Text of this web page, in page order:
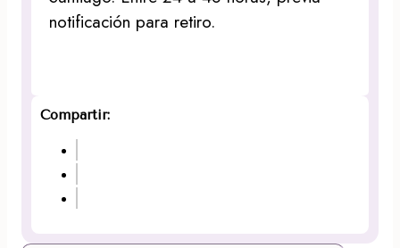
notificación para retiro.
Compartir: